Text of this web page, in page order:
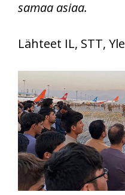
samaa asiaa.
Lähteet IL, STT, Yle